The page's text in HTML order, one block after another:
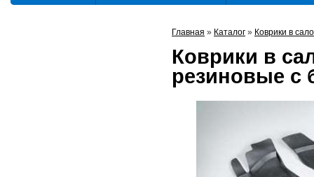
Главная » Каталог » Коврики в
Коврики в
резиновые с